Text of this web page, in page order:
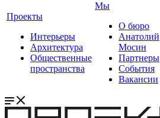
Проекты
Интерьеры
Архитектура
Общественные
пространства
Мы
О бюро
Анатолий
Мосин
Партнеры
События
Вакансии